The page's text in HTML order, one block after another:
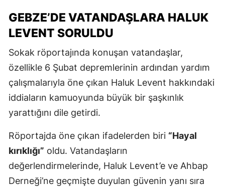
GEBZE’DE VATANDAŞLARA HALUK
LEVENT SORULDU
Sokak röportajında konuşan vatandaşlar,
özellikle 6 Şubat depremlerinin ardından yardım
çalışmalarıyla öne çıkan Haluk Levent hakkındaki
iddiaların kamuoyunda büyük bir şaşkınlık
yarattığını dile getirdi.
Röportajda öne çıkan ifadelerden biri “Hayal
kırıklığı” oldu. Vatandaşların
değerlendirmelerinde, Haluk Levent’e ve Ahbap
Derneği’ne geçmişte duyulan güvenin yanı sıra